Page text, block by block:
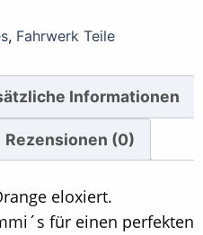
, Fahrwerk Teile
Informationen
Rezensionen (0)
eloxiert.
für einen perfekten